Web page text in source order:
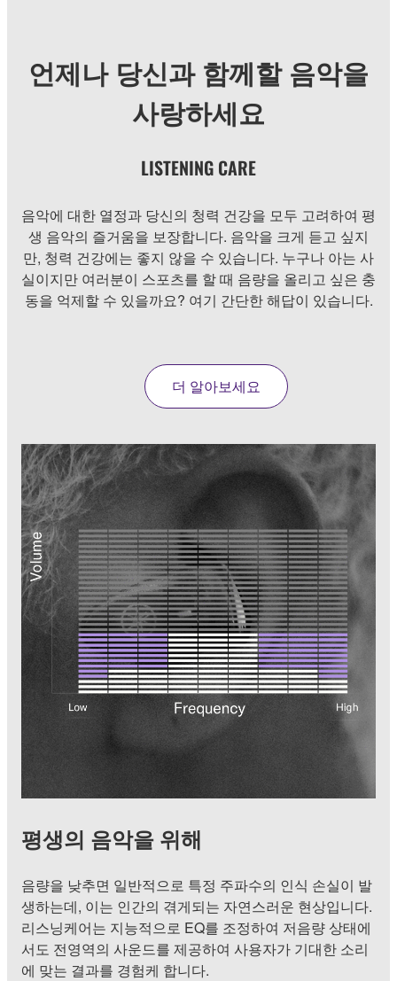
언제나 당신과 함께할 음악을
사랑하세요
LISTENING CARE
음악에 대한 열정과 당신의 청력 건강을 모두 고려하여 평
생 음악의 즐거움을 보장합니다. 음악을 크게 듣고 싶지
만, 청력 건강에는 좋지 않을 수 있습니다. 누구나 아는 사
실이지만 여러분이 스포츠를 할 때 음량을 올리고 싶은 충
동을 억제할 수 있을까요? 여기 간단한 해답이 있습니다.
더 알아보세요
평생의 음악을 위해
음량을 낮추면 일반적으로 특정 주파수의 인식 손실이 발
생하는데, 이는 인간의 겪게되는 자연스러운 현상입니다.
리스닝케어는 지능적으로 EQ를 조정하여 저음량 상태에
서도 전영역의 사운드를 제공하여 사용자가 기대한 소리
에 맞는 결과를 경험케 합니다.